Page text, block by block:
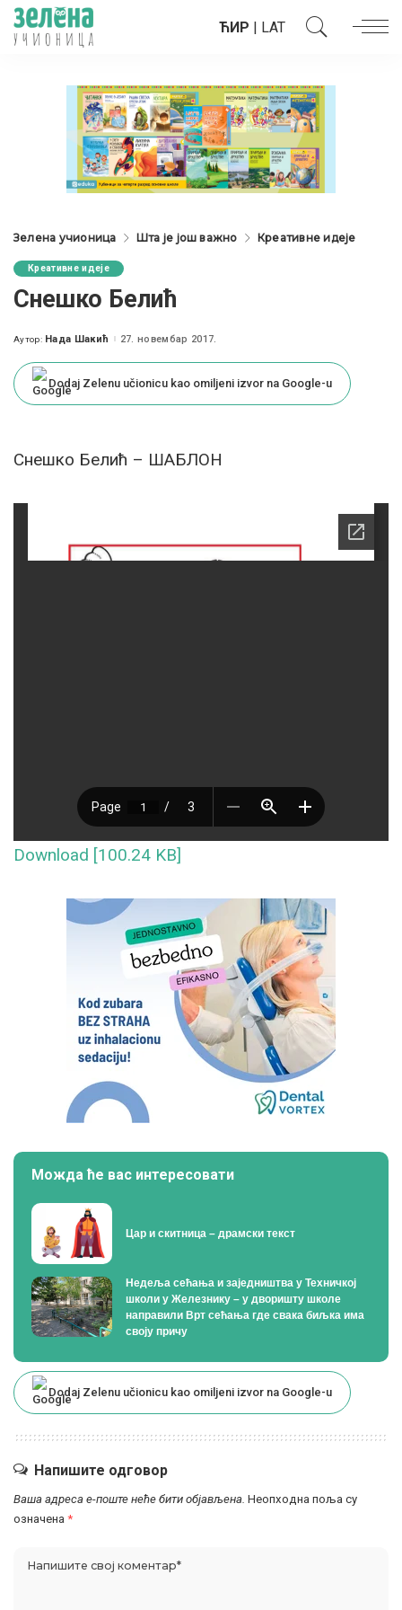
ЋИР | LAT
Зелена учионица Шта је још важно Креативне идеје
Креативне идеје
Снешко Белић
Posted
Аутор: Нада Шакић 27. новембар 2017.
Dodaj Zelenu učionicu kao omiljeni izvor na Google-u
Снешко Белић – ШАБЛОН
Download [100.24 KB]
Можда ће вас интересовати
Цар и скитница – драмски текст
Недеља сећања и заједништва у Техничкој
школи у Железнику – у дворишту школе
направили Врт сећања где свака биљка има
своју причу
Dodaj Zelenu učionicu kao omiljeni izvor na Google-u
Напишите одговор
Ваша адреса е-поште неће бити објављена. Неопходна поља су
означена *